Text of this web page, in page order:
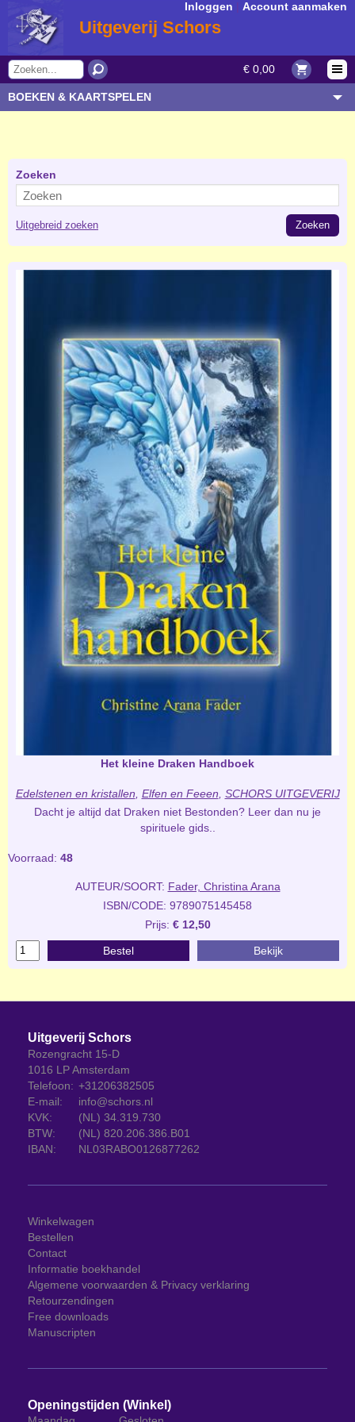
€ 0,00
Inloggen Account aanmaken
Uitgeverij Schors
BOEKEN & KAARTSPELEN
AUTEUR/SOORT
BESTELLEN
Zoeken
Uitgebreid zoeken
Het kleine Draken Handboek
Edelstenen en kristallen Elfen en Feeen SCHORS UITGEVERIJ
Dacht je altijd dat Draken niet Bestonden? Leer dan nu je
spirituele gids..
Voorraad: 48
AUTEUR/SOORT: Fader, Christina Arana
ISBN/CODE: 9789075145458
Prijs: € 12,50
Bestel Bekijk
Uitgeverij Schors
Rozengracht 15-D
1016 LP Amsterdam
Telefoon: +31206382505
E-mail:
info@schors.nl
KVK:
(NL) 34.319.730
BTW:
(NL) 820.206.386.B01
IBAN:
NL03RABO0126877262
Winkelwagen
Bestellen
Contact
Informatie boekhandel
Algemene voorwaarden & Privacy verklaring
Retourzendingen
Free downloads
Manuscripten
Openingstijden (Winkel)